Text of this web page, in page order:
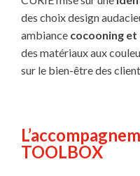
des choix design
ambiance cocooning et
des matériaux aux
sur le bien-être des
TOOLBOX